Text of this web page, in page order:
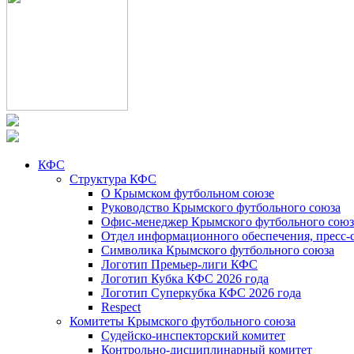
КФС
Структура КФС
О Крымском футбольном союзе
Руководство Крымского футбольного союза
Офис-менеджер Крымского футбольного
Отдел информационного обеспечения, пресс-
Символика Крымского футбольного союза
Логотип Премьер-лиги КФС
Логотип Кубка КФС 2026 года
Логотип Суперкубка КФС 2026 года
Respect
Комитеты Крымского футбольного союза
Судейско-инспекторский комитет
Контрольно-дисциплинарный комитет